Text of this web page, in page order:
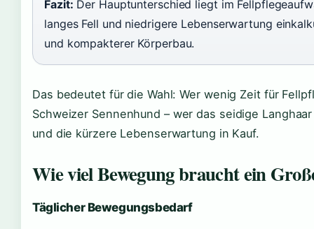
Fazit: Der Hauptunterschied liegt im
langes Fell und niedrigere Lebenserwartung
und kompakterer Körperbau.
Das bedeutet für die Wahl: Wer wenig Zeit für
Schweizer Sennenhund – wer das seidige
und die kürzere Lebenserwartung in Kauf.
Wie viel Bewegung braucht ein
Täglicher Bewegungsbedarf